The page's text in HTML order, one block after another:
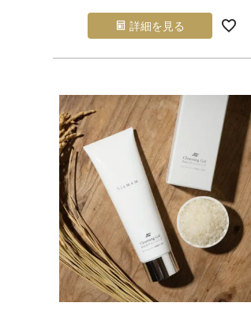
詳細を見る